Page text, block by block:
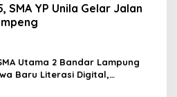
SMA YP Unila Gelar Jalan
Utama 2 Bandar Lampung
Baru Literasi Digital,
dan Etika Bermedia Sosial